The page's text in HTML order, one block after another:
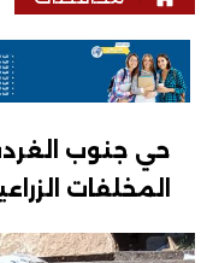
حي جنوب
المخلفات